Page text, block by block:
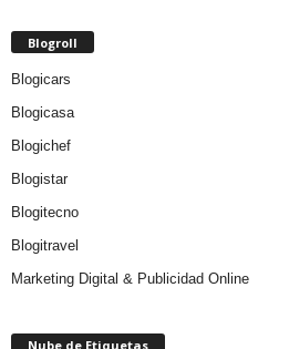
Blogroll
Blogicars
Blogicasa
Blogichef
Blogistar
Blogitecno
Blogitravel
Marketing Digital & Publicidad Online
Nube de Etiquetas